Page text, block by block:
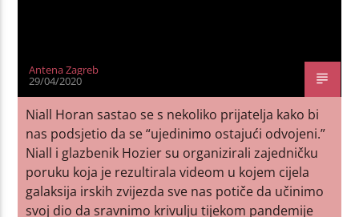
Antena Zagreb
29/04/2020
Niall Horan sastao se s nekoliko prijatelja kako bi
nas podsjetio da se “ujedinimo ostajući odvojeni.”
Niall i glazbenik Hozier su organizirali zajedničku
poruku koja je rezultirala videom u kojem cijela
galaksija irskih zvijezda sve nas potiče da učinimo
svoj dio da sravnimo krivulju tijekom pandemije